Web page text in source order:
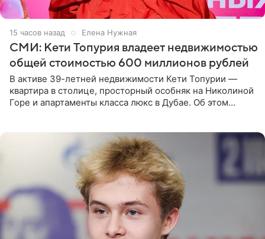
15 часов назад Елена Нужная
СМИ: Кети Топурия владеет недвижимостью
общей стоимостью 600 миллионов рублей
В активе 39-летней недвижимости Кети Топурии —
квартира в столице, просторный особняк на Николиной
Горе и апартаменты класса люкс в Дубае. Об этом